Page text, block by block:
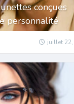
conçues
personnalité
juillet